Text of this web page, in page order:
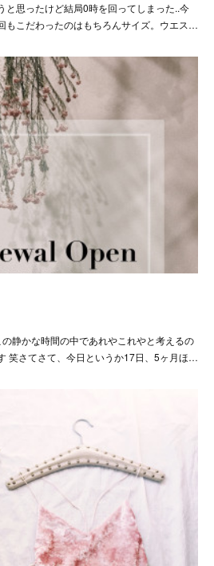
と思ったけど結局0時を回ってしまった..今
もこだわったのはもちろんサイズ。ウエス…
静かな時間の中であれやこれやと考えるの
笑さてさて、今日というか17日、5ヶ月ほ…